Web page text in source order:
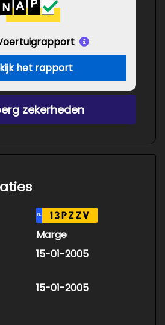
het rapport
zekerheden
NL 13PZZV
Marge
15-01-2005
15-01-2005